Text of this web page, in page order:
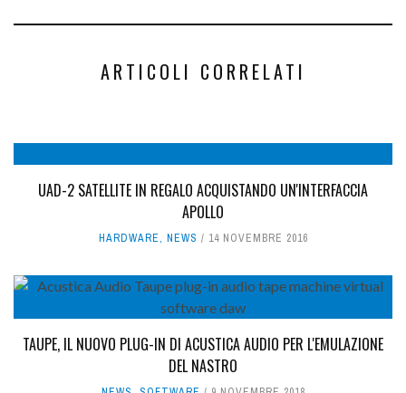
ARTICOLI CORRELATI
UAD-2 SATELLITE IN REGALO ACQUISTANDO UN'INTERFACCIA
APOLLO
HARDWARE, NEWS 14 NOVEMBRE 2016
TAUPE, IL NUOVO PLUG-IN DI ACUSTICA AUDIO PER L'EMULAZIONE
DEL NASTRO